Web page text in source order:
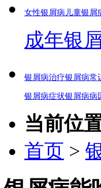
女性银屑病 儿童银屑
成年银
银屑病治疗银屑病常
银屑病症状银屑病病
当前位
首页 >